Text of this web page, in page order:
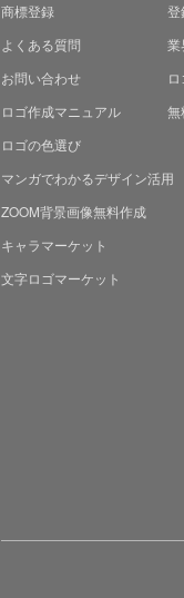
商標登録
登
よくある質問
業
お問い合わせ
ロゴ作成マニュアル
無
ロゴの色選び
マンガでわかるデザイン活用
ZOOM背景画像無料作成
キャラマーケット
文字ロゴマーケット